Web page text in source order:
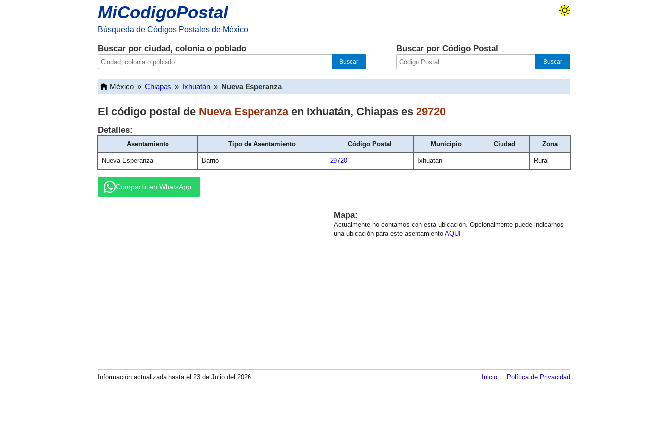
MiCodigoPostal
Búsqueda de Códigos Postales de México
Buscar por ciudad, colonia o poblado Buscar por Código Postal
México » Chiapas » Ixhuatán » Nueva Esperanza
El código postal de Nueva Esperanzaen Ixhuatán, Chiapas es 29720
Detalles:
Asentamiento Tipo de Asentamiento Código Postal Municipio Ciudad Zona
Nueva Esperanza Barrio 29720 Ixhuatán - Rural
Compartir en WhatsApp
Mapa:
Actualmente no contamos con esta ubicación. Opcionalmente puede indicarnos
una ubicación para este asentamiento AQUI
Información actualizada hasta el 23 de Julio del 2026. Inicio Política de Privacidad